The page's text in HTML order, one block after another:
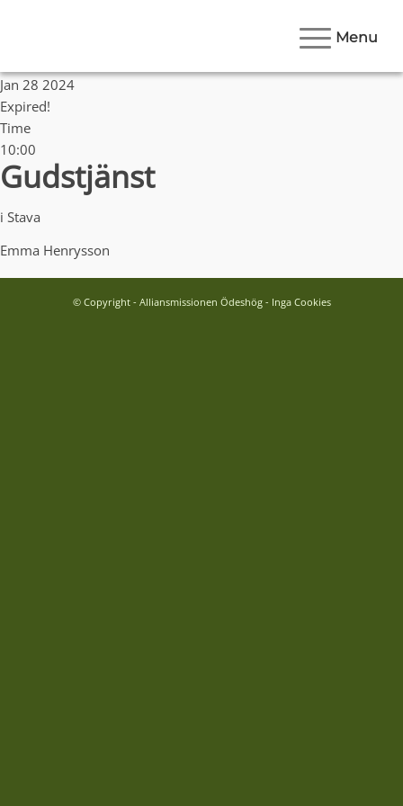
Menu
Jan 28 2024
Expired!
Time
10:00
Gudstjänst
i Stava
Emma Henrysson
© Copyright - Alliansmissionen Ödeshög - Inga Cookies